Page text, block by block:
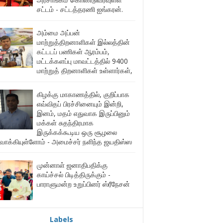
சட்டம் - சட்டத்தரணி ஐங்கரன்.
அம்மை அப்பன்
மாற்றுத்திறனாளிகள் இல்லத்தின்
கட்டடப் பணிகள் ஆரம்பம்,
மட்டக்களப்பு மாவட்டத்தில் 9400
மாற்றுத் திறனாளிகள் உள்ளார்கள்,
கிழக்கு மாகாணத்தில், குறிப்பாக
எவ்விதப் பிரச்சினையும் இன்றி,
இனம், மதம் எதுவாக இருப்பினும்
மக்கள் சுதந்திரமாக
இருக்கக்கூடிய ஒரு சூழலை
- அமைச்சர் நளிந்த ஜயதிஸ்ஸ
முன்னாள் ஜனாதிபதிக்கு
காய்ச்சல் பிடித்திருக்கும் -
பாராளுமன்ற உறுப்பினர் ஸ்ரீநேசன்
Labels